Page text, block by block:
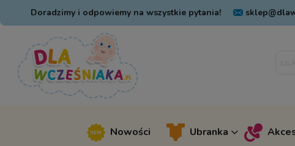
Doradzimy i odpowiemy na wszystkie pytania!
Nowości Ubranka